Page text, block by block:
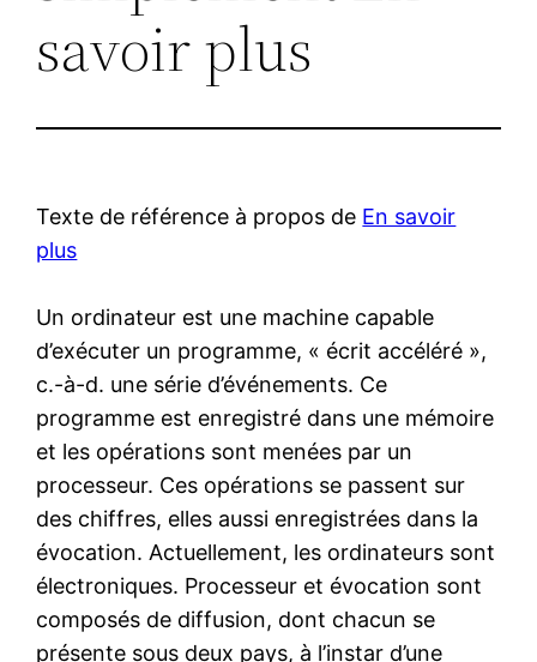
savoir plus
Texte de référence à propos de En savoir
plus
Un ordinateur est une machine capable
d’exécuter un programme, « écrit accéléré »,
c.-à-d. une série d’événements. Ce
programme est enregistré dans une mémoire
et les opérations sont menées par un
processeur. Ces opérations se passent sur
des chiffres, elles aussi enregistrées dans la
évocation. Actuellement, les ordinateurs sont
électroniques. Processeur et évocation sont
composés de diffusion, dont chacun se
présente sous deux pays, à l’instar d’une